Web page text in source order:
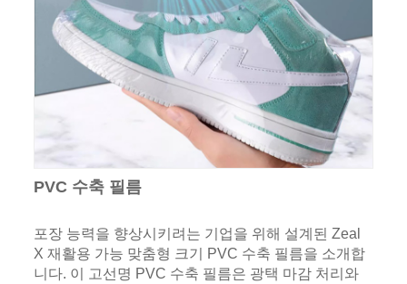
PVC 수축 필름
포장 능력을 향상시키려는 기업을 위해 설계된 Zeal
X 재활용 가능 맞춤형 크기 PVC 수축 필름을 소개합
니다. 이 고선명 PVC 수축 필름은 광택 마감 처리와